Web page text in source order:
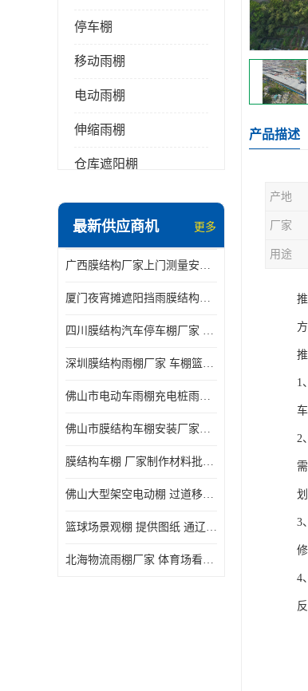
停车棚
移动雨棚
电动雨棚
伸缩雨棚
仓库遮阳棚
电动推拉雨棚
膜结构停景观棚
最新供应商机 更多
广西膜结构厂家上门测量安装发货，厂家发货没有差价
厦门夜宵摊遮阳挡雨膜结构雨棚设计 上门测量 款式多
四川膜结构汽车停车棚厂家 款式多 提供报价
深圳膜结构雨棚厂家 车棚篮球场体育看台 规格多样
佛山市电动车雨棚充电桩雨棚小区电动车棚
佛山市膜结构车棚安装厂家发货安装
膜结构车棚 厂家制作材料批发安装一体式工厂
佛山大型架空电动棚 过道移动雨蓬 屋轨道悬空棚免费测量
篮球场景观棚 提供图纸 通辽膜结构厂家
北海物流雨棚厂家 体育场看台雨棚 价格优惠
产品描述
产地
厂家
用途
1
2
3
4